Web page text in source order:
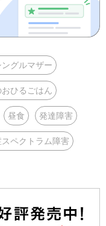
ングルマザー
ひるごはん
昼食 発達障害
スペクトラム障害